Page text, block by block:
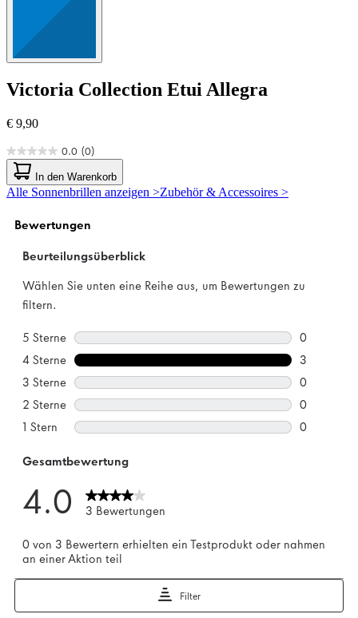
Victoria Collection Etui Allegra
€ 9,90
0.0 (0)
0.0
von
5
Sternen.
In den Warenkorb
Alle Sonnenbrillen anzeigen >Zubehör & Accessoires >